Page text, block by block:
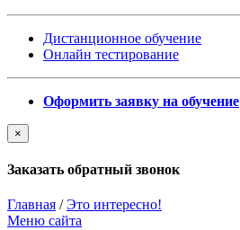
Дистанционное обучение
Онлайн тестирование
Оформить заявку на обучение
×
Заказать обратный звонок
Главная /Это интересно!
Меню сайта